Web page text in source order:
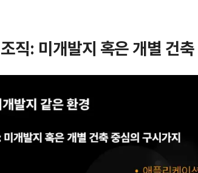
직: 미개발지 혹은 개별 건축